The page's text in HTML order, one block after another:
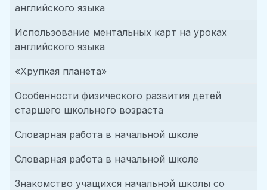
английского языка
Использование ментальных карт на уроках
английского языка
«Хрупкая планета»
Особенности физического развития детей
старшего школьного возраста
Словарная работа в начальной школе
Словарная работа в начальной школе
Знакомство учащихся начальной школы со